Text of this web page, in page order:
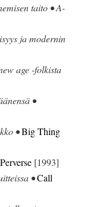
taito • A-
ja modernin
age -folkista
•
•Big Thing
Perverse [1993]
•Call